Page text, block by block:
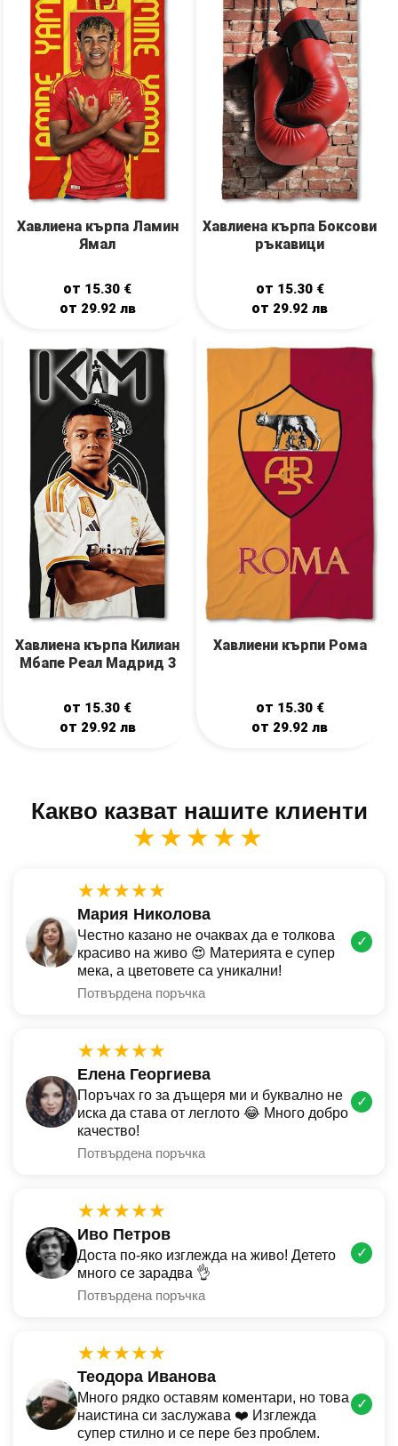
Хавлиена кърпа Ламин
Ямал
от 15.30 €
от 29.92 лв
Хавлиена кърпа Боксови
ръкавици
от 15.30 €
от 29.92лв
Хавлиена кърпа Килиан
Мбапе Реал Мадрид 3
от 15.30 €
от 29.92 лв
Хавлиени кърпи Рома
от 15.30 €
от 29.92лв
Какво казват нашите клиенти
★★★★★
★★★★★
Мария Николова
Честно казано не очаквах да е толкова
красиво на живо 😍 Материята е супер
мека, а цветовете са уникални!
Потвърдена поръчка
✓
★★★★★
Елена Георгиева
Поръчах го за дъщеря ми и буквално не
иска да става от леглото 😂 Много добро
качество!
Потвърдена поръчка
✓
★★★★★
Иво Петров
Доста по-яко изглежда на живо! Детето
много се зарадва 👌
Потвърдена поръчка
✓
★★★★★
Теодора Иванова
Много рядко оставям коментари, но това
наистина си заслужава ❤️ Изглежда
супер стилно и се пере без проблем.
✓